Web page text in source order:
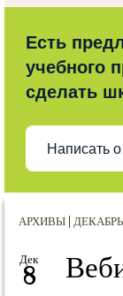
Есть
учебного
сделать
Написать
АРХИВЫ | ДЕКАБРЬ
Дек
8